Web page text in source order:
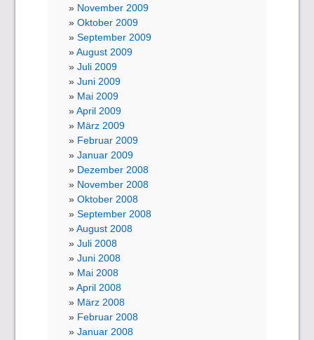
November 2009
Oktober 2009
September 2009
August 2009
Juli 2009
Juni 2009
Mai 2009
April 2009
März 2009
Februar 2009
Januar 2009
Dezember 2008
November 2008
Oktober 2008
September 2008
August 2008
Juli 2008
Juni 2008
Mai 2008
April 2008
März 2008
Februar 2008
Januar 2008